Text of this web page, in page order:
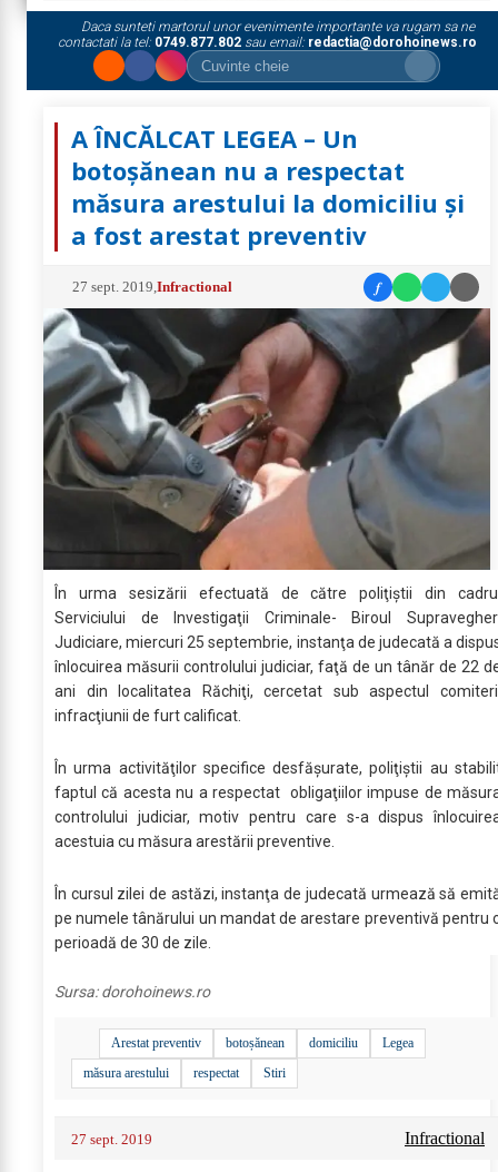
Daca sunteti martorul unor evenimente importante va rugam sa ne
contactati la tel: 0749.877.802sau email: redactia@dorohoinews.ro
A ÎNCĂLCAT LEGEA – Un
botoșănean nu a respectat
măsura arestului la domiciliu și
a fost arestat preventiv
27 sept. 2019 ,Infractional f
În urma sesizării efectuată de către poliţiştii din
Serviciului de Investigaţii Criminale- Biroul
Judiciare, miercuri 25 septembrie, instanţa de judecată a
înlocuirea măsurii controlului judiciar, faţă de un tânăr de 22
ani din localitatea Răchiţi, cercetat sub aspectul
infracţiunii de furt calificat.
În urma activităţilor specifice desfăşurate, poliţiştii au
faptul că acesta nu a respectat obligaţiilor impuse de
controlului judiciar, motiv pentru care s-a dispus
acestuia cu măsura arestării preventive.
În cursul zilei de astăzi, instanţa de judecată urmează să
pe numele tânărului un mandat de arestare preventivă pentru
perioadă de 30 de zile.
Sursa:dorohoinews.ro
Arestat preventiv botoșănean domiciliu
Legea
măsura arestului
respectat Stiri
27 sept. 2019 Infractional